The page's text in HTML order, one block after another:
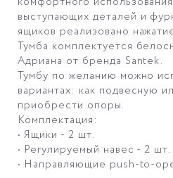
выступающих деталей и
ящиков реализовано
Тумба комплектуется
Адриана от бренда Santek.
Тумбу по желанию можно
вариантах: как подвесную
приобрести опоры.
Комплектация:
• Ящики - 2 шт.
• Регулируемый навес - 2 шт.
• Направляющие push-to-